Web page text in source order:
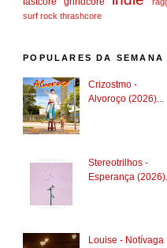
surf rock thrashcore
POPULARES DA SEMANA
Crizostmo -
Alvoroço (2026)...
Stereotrilhos -
Esperança (2026)...
Louise - Notívaga